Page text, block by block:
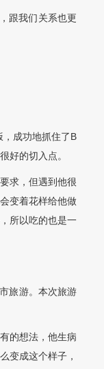
跟我们关系也更
成功地抓住了B
好的切入点。
求，但遇到他很
变着花样给他做
所以吃的也是一
旅游。本次旅游
的想法，他生病
变成这个样子，